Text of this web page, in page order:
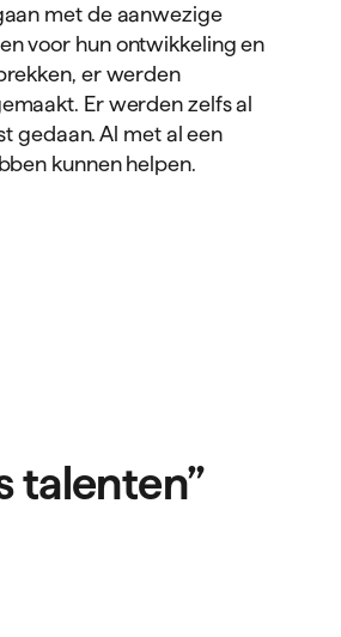
met de aanwezige
voor hun ontwikkeling en
er werden
Er werden zelfs al
gedaan. Al met al een
kunnen helpen.
talenten”